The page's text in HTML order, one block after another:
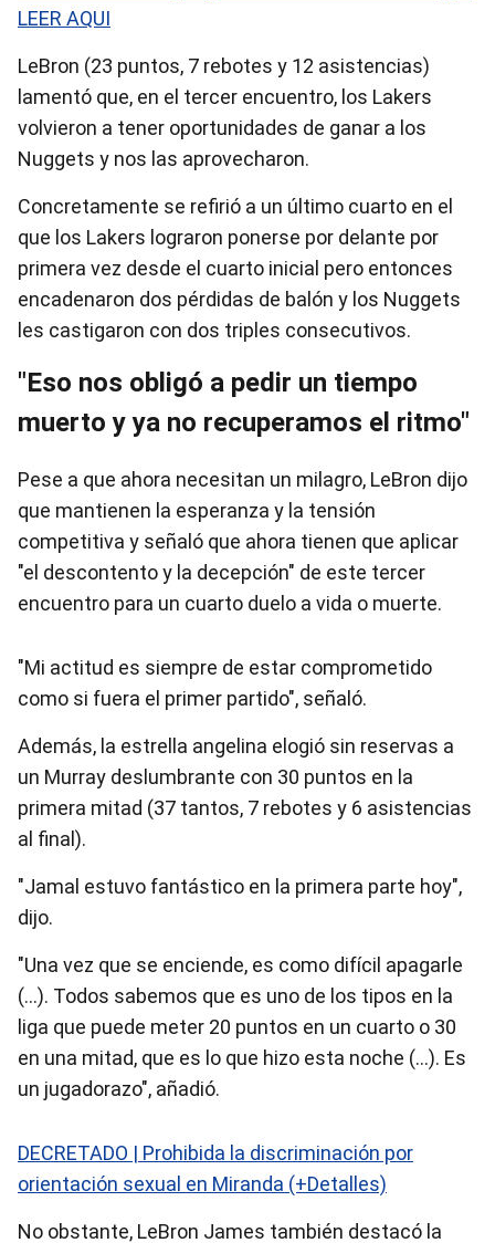
LEER AQUI
LeBron (23 puntos, 7 rebotes y 12 asistencias)
lamentó que, en el tercer encuentro, los Lakers
volvieron a tener oportunidades de ganar a los
Nuggets y nos las aprovecharon.
Concretamente se refirió a un último cuarto en el
que los Lakers lograron ponerse por delante por
primera vez desde el cuarto inicial pero entonces
encadenaron dos pérdidas de balón y los Nuggets
les castigaron con dos triples consecutivos.
"Eso nos obligó a pedir un tiempo
muerto y ya no recuperamos el ritmo"
Pese a que ahora necesitan un milagro, LeBron dijo
que mantienen la esperanza y la tensión
competitiva y señaló que ahora tienen que aplicar
"el descontento y la decepción" de este tercer
encuentro para un cuarto duelo a vida o muerte.
"Mi actitud es siempre de estar comprometido
como si fuera el primer partido", señaló.
Además, la estrella angelina elogió sin reservas a
un Murray deslumbrante con 30 puntos en la
primera mitad (37 tantos, 7 rebotes y 6 asistencias
al final).
"Jamal estuvo fantástico en la primera parte hoy",
dijo.
"Una vez que se enciende, es como difícil apagarle
(…). Todos sabemos que es uno de los tipos en la
liga que puede meter 20 puntos en un cuarto o 30
en una mitad, que es lo que hizo esta noche (…). Es
un jugadorazo", añadió.
DECRETADO | Prohibida la discriminación por
orientación sexual en Miranda (+Detalles)
No obstante, LeBron James también destacó la